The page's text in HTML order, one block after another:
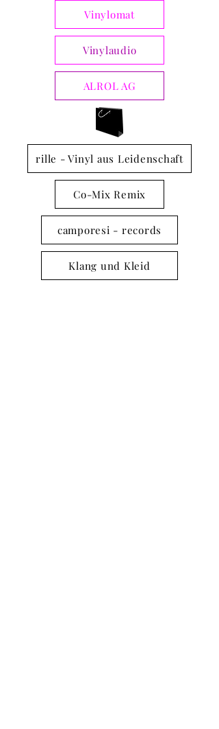
Vinylomat
Vinylaudio
ALROL AG
rille - Vinyl aus Leidenschaft
Co-Mix Remix
camporesi - records
Klang und Kleid